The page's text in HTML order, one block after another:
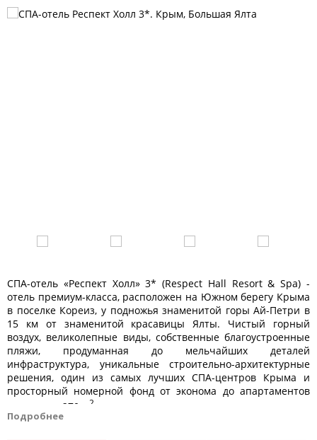
СПА-отель «Респект Холл» 3* (Respect Hall Resort & Spa) -
отель премиум-класса, расположен на Южном берегу Крыма
в поселке Кореиз, у подножья знаменитой горы Ай-Петри в
15 км от знаменитой красавицы Ялты. Чистый горный
воздух, великолепные виды, собственные благоустроенные
пляжи, продуманная до мельчайших деталей
инфраструктура, уникальные строительно-архитектурные
решения, один из самых лучших СПА-центров Крыма и
просторный номерной фонд от эконома до апартаментов
площадью 270 м
2
Подробнее